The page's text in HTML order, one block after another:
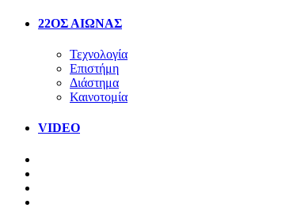
22ΟΣ ΑΙΩΝΑΣ
Τεχνολογία
Επιστήμη
Διάστημα
Καινοτομία
VIDEO